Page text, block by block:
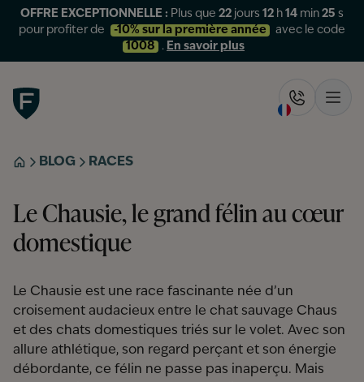
OFFRE EXCEPTIONNELLE : Plus que 22 jours 12 h 14 min 25 s
pour profiter de
-10% sur la première année
avec le code
1008
. En savoir plus
Figo
ACCUEIL
BLOG RACES
Le Chausie, le grand félin au cœur
domestique
Le Chausie est une race fascinante née d’un
croisement audacieux entre le chat sauvage Chaus
et des chats domestiques triés sur le volet. Avec son
allure athlétique, son regard perçant et son énergie
débordante, ce félin ne passe pas inaperçu. Mais